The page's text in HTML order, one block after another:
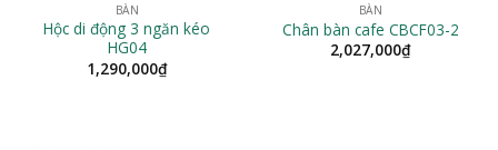
BÀN
Hộc di động 3 ngăn kéo
HG04
1,290,000₫
BÀN
Chân bàn cafe CBCF03-2
2,027,000₫